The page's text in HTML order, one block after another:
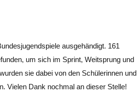
ausgehändigt. 161
um sich im Sprint, Weitsprung und
sie dabei von den Schülerinnen und
Vielen Dank nochmal an dieser Stelle!